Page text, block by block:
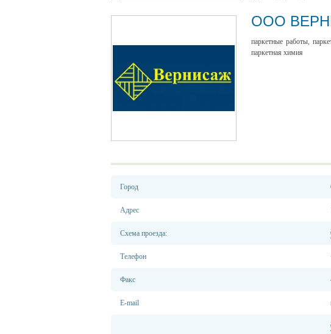
ООО
паркетные работы,
паркетная химия
Город
Адрес
Схема проезда:
Телефон
Факс
E-mail